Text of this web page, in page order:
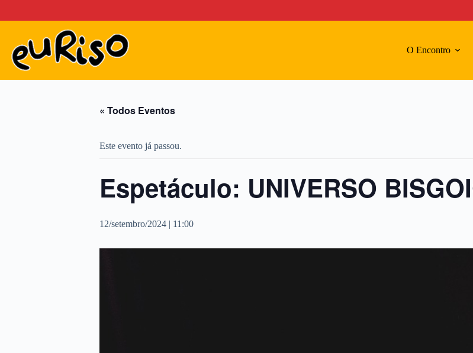
O Encontro
« Todos Eventos
Este evento já passou.
Espetáculo: UNIVERSO
12/setembro/2024 | 11:00